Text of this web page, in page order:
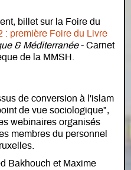
billet sur la Foire du
: première Foire du Livre
& Méditerranée- Carnet
de la MMSH.
de conversion à l'islam
de vue sociologique",
webinaires organisés
membres du personnel
Bakhouch et Maxime